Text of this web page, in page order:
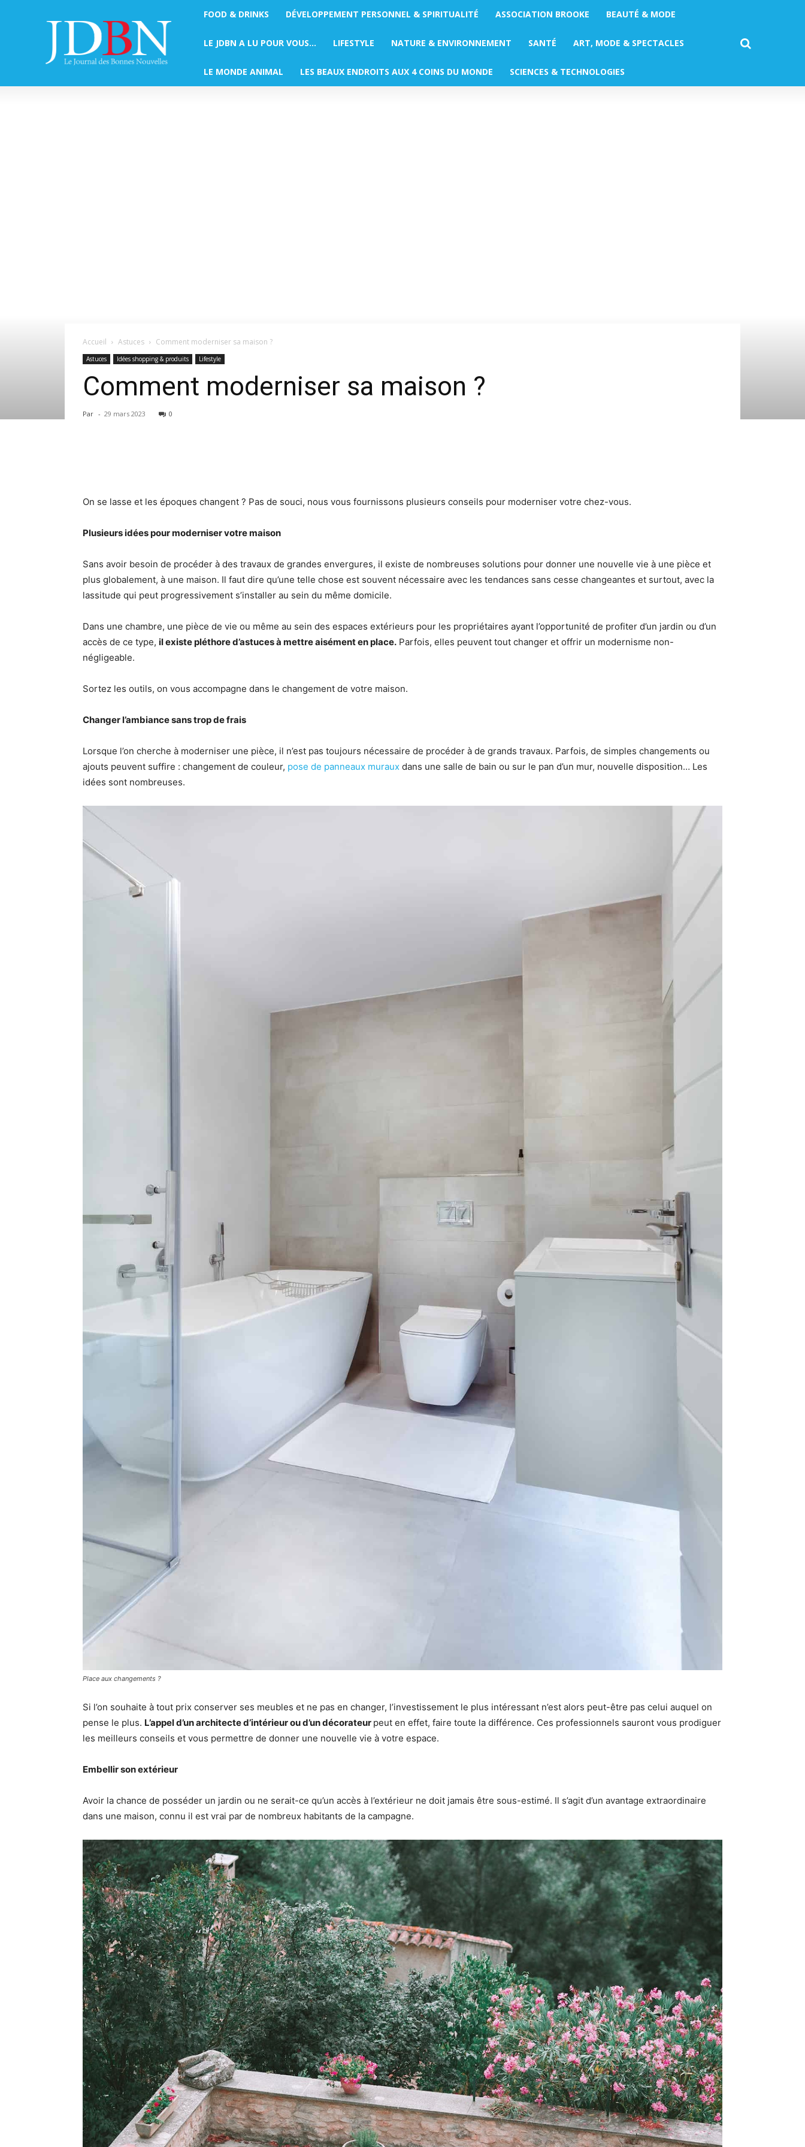
FOOD & DRINKS DÉVELOPPEMENT PERSONNEL & SPIRITUALITÉ ASSOCIATION BROOKE BEAUTÉ & MODE
LE JDBN A LU POUR VOUS… LIFESTYLE NATURE & ENVIRONNEMENT SANTÉ ART, MODE & SPECTACLES
LE MONDE ANIMAL LES BEAUX ENDROITS AUX 4 COINS DU MONDE SCIENCES & TECHNOLOGIES
Accueil Astuces Comment moderniser sa maison ?
Astuces Idées shopping & produits Lifestyle
Comment moderniser sa maison ?
Par - 29 mars 2023 0
On se lasse et les époques changent ? Pas de souci, nous vous fournissons plusieurs conseils pour moderniser votre chez-vous.
Plusieurs idées pour moderniser votre maison
Sans avoir besoin de procéder à des travaux de grandes envergures, il existe de nombreuses solutions pour donner une nouvelle vie à une pièce et
plus globalement, à une maison. Il faut dire qu’une telle chose est souvent nécessaire avec les tendances sans cesse changeantes et surtout, avec la
lassitude qui peut progressivement s’installer au sein du même domicile.
Dans une chambre, une pièce de vie ou même au sein des espaces extérieurs pour les propriétaires ayant l’opportunité de profiter d’un jardin ou d’un
accès de ce type, il existe pléthore d’astuces à mettre aisément en place. Parfois, elles peuvent tout changer et offrir un modernisme non-
négligeable.
Sortez les outils, on vous accompagne dans le changement de votre maison.
Changer l’ambiance sans trop de frais
Lorsque l’on cherche à moderniser une pièce, il n’est pas toujours nécessaire de procéder à de grands travaux. Parfois, de simples changements ou
ajouts peuvent suffire : changement de couleur, pose de panneaux muraux dans une salle de bain ou sur le pan d’un mur, nouvelle disposition… Les
idées sont nombreuses.
Place aux changements ?
Si l’on souhaite à tout prix conserver ses meubles et ne pas en changer, l’investissement le plus intéressant n’est alors peut-être pas celui auquel on
pense le plus. L’appel d’un architecte d’intérieur ou d’un décorateur peut en effet, faire toute la différence. Ces professionnels sauront vous prodiguer
les meilleurs conseils et vous permettre de donner une nouvelle vie à votre espace.
Embellir son extérieur
Avoir la chance de posséder un jardin ou ne serait-ce qu’un accès à l’extérieur ne doit jamais être sous-estimé. Il s’agit d’un avantage extraordinaire
dans une maison, connu il est vrai par de nombreux habitants de la campagne.